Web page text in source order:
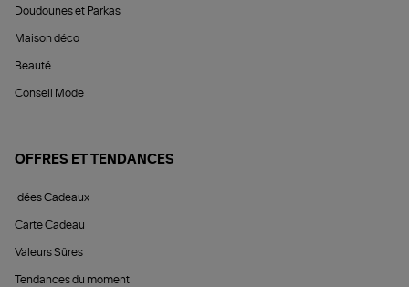
Doudounes et Parkas
Maison déco
Beauté
Conseil Mode
OFFRES ET TENDANCES
Idées Cadeaux
Carte Cadeau
Valeurs Sûres
Tendances du moment